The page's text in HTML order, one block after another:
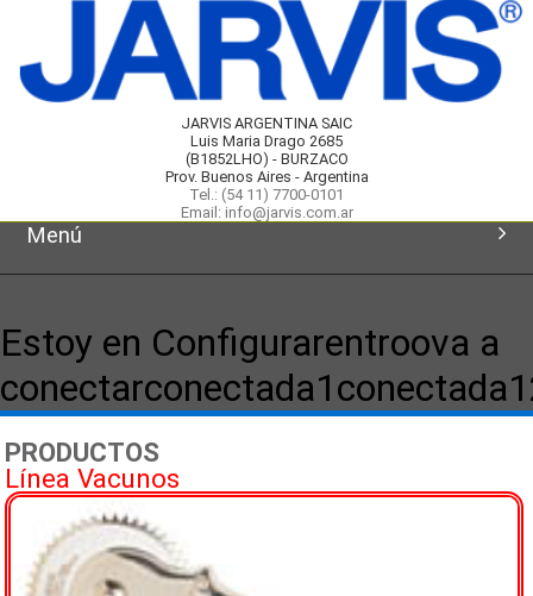
JARVIS ARGENTINA SAIC
Luis Maria Drago 2685
(B1852LHO) - BURZACO
Prov. Buenos Aires - Argentina
Tel.: (54 11) 7700-0101
Email: info@jarvis.com.ar
Menú
Productos
Novedades
Representadas
Estoy en Configurarentroova a
PRODUCTOS
Línea Vacunos